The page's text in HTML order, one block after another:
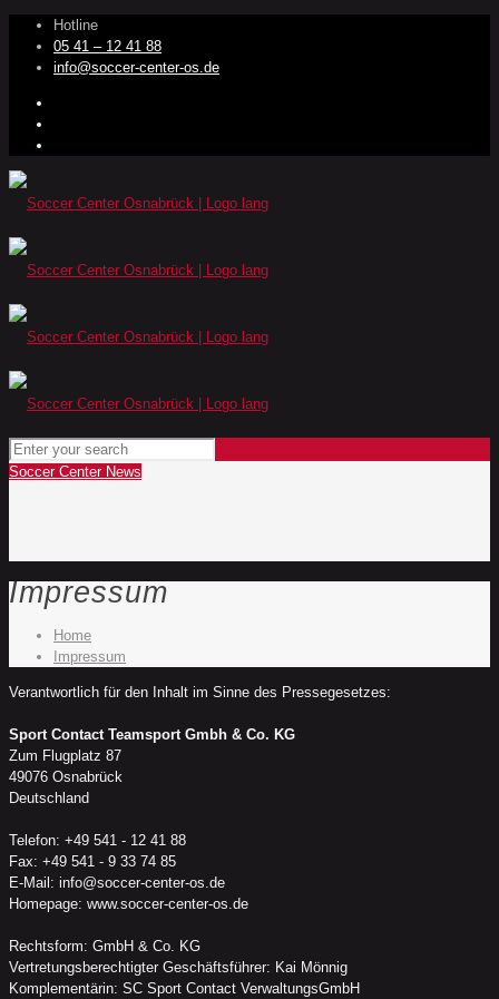
Hotline
05 41 – 12 41 88
info@soccer-center-os.de
Soccer Center News
Impressum
Home
Impressum
Verantwortlich für den Inhalt im Sinne des Pressegesetzes:
Sport Contact Teamsport Gmbh & Co. KG
Zum Flugplatz 87
49076 Osnabrück
Deutschland
Telefon: +49 541 - 12 41 88
Fax: +49 541 - 9 33 74 85
E-Mail: info@soccer-center-os.de
Homepage: www.soccer-center-os.de
Rechtsform: GmbH & Co. KG
Vertretungsberechtigter Geschäftsführer: Kai Mönnig
Komplementärin: SC Sport Contact VerwaltungsGmbH